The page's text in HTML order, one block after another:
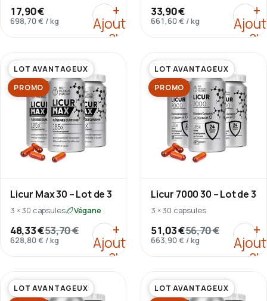
Licaps®.
17,90 €
698,70 € /kg
+
Ajouter
au
panier
:Curcumine liquide – Licur
33,90 €
661,60 € /kg
+
au
:
LOT AVANTAGEUX
PROMO
Licur Max 30 – Lot de 3
3 × 30 capsules Végane
48,33 €53,70 €
628,80 € /kg
+
Ajouter
au
panier
:Licur Max 30 – Lot de 3
LOT AVANTAGEUX
PROMO
Licur 7000 30 – Lot de 3
3 × 30 capsules
51,03 €56,70 €
663,90 € /kg
+
au
:
LOT AVANTAGEUX
LOT AVANTAGEUX